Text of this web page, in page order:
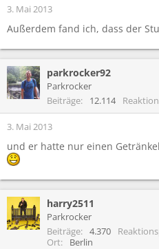
3. Mai 2013
Außerdem fand ich, dass der
parkrocker92
Parkrocker
Beiträge
12.114
3. Mai 2013
und er hatte nur einen
harry2511
Parkrocker
Beiträge
4.370
Ort
Berlin